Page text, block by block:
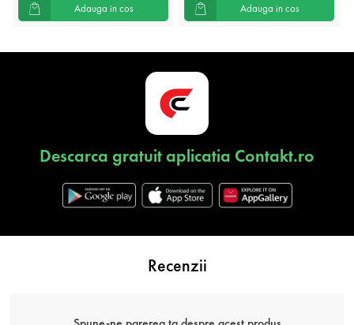
Adauga in cos Adauga in cos
Descarca gratuit aplicatia Contakt.ro
Recenzii